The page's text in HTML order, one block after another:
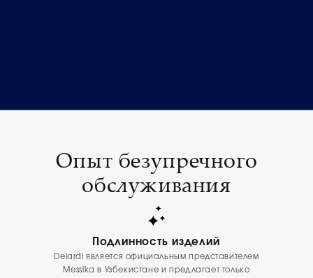
Опыт безупречного
обслуживания
Подлинность изделий
Delardi является официальным представителем
Messika в Узбекистане и предлагает только